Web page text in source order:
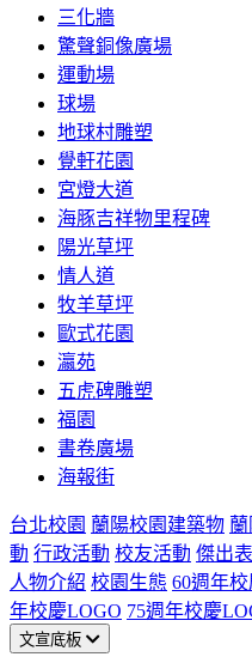
三化牆
驚聲銅像廣場
運動場
球場
地球村雕塑
覺軒花園
宮燈大道
海豚吉祥物里程碑
陽光草坪
情人道
牧羊草坪
歐式花園
瀛苑
五虎碑雕塑
福園
書卷廣場
海報街
台北校園 蘭陽校園建築物
動 行政活動 校友活動 傑出
人物介紹 校園生態 60週年
年校慶LOGO 75週年校慶
文宣底板